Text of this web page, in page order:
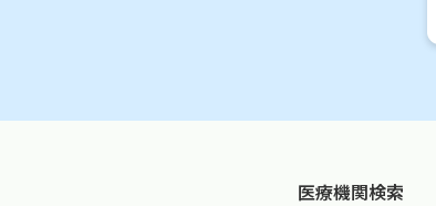
医療機関検索